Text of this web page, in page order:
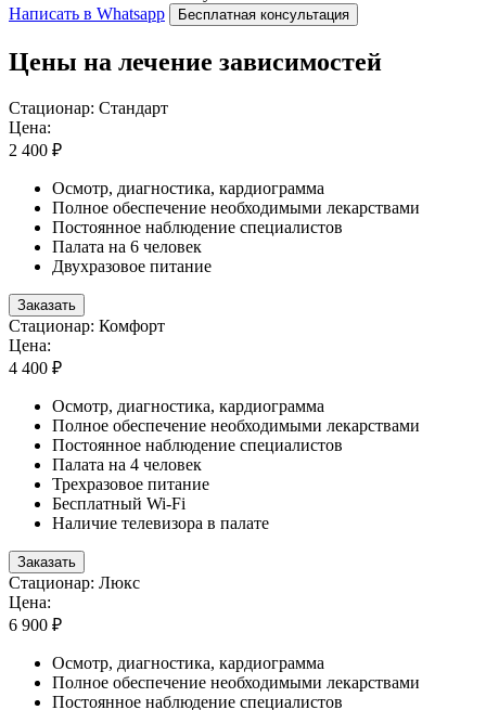
Написать в Whatsapp
Бесплатная консультация
Цены на лечение зависимостей
Стационар: Стандарт
Цена:
2 400 ₽
Осмотр, диагностика, кардиограмма
Полное обеспечение необходимыми лекарствами
Постоянное наблюдение специалистов
Палата на 6 человек
Двухразовое питание
Заказать
Стационар: Комфорт
Цена:
4 400 ₽
Осмотр, диагностика, кардиограмма
Полное обеспечение необходимыми лекарствами
Постоянное наблюдение специалистов
Палата на 4 человек
Трехразовое питание
Бесплатный Wi-Fi
Наличие телевизора в палате
Заказать
Стационар: Люкс
Цена:
6 900 ₽
Осмотр, диагностика, кардиограмма
Полное обеспечение необходимыми лекарствами
Постоянное наблюдение специалистов